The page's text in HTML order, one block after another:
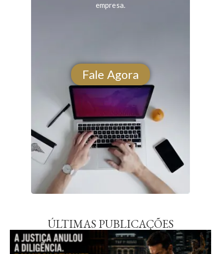
empresa.
ÚLTIMAS PUBLICAÇÕES
Fale Agora